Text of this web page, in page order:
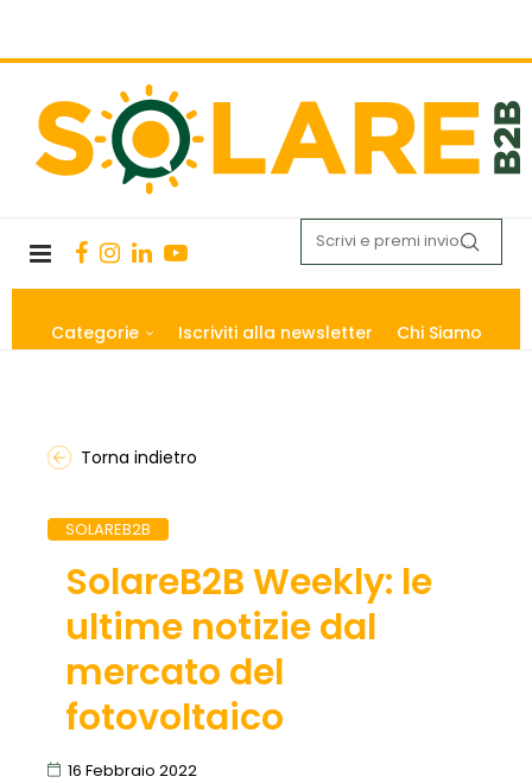
Categorie Iscriviti alla newsletter Chi Siamo
Torna indietro
SOLAREB2B
SolareB2B Weekly: le
ultime notizie dal
mercato del
fotovoltaico
16 Febbraio 2022